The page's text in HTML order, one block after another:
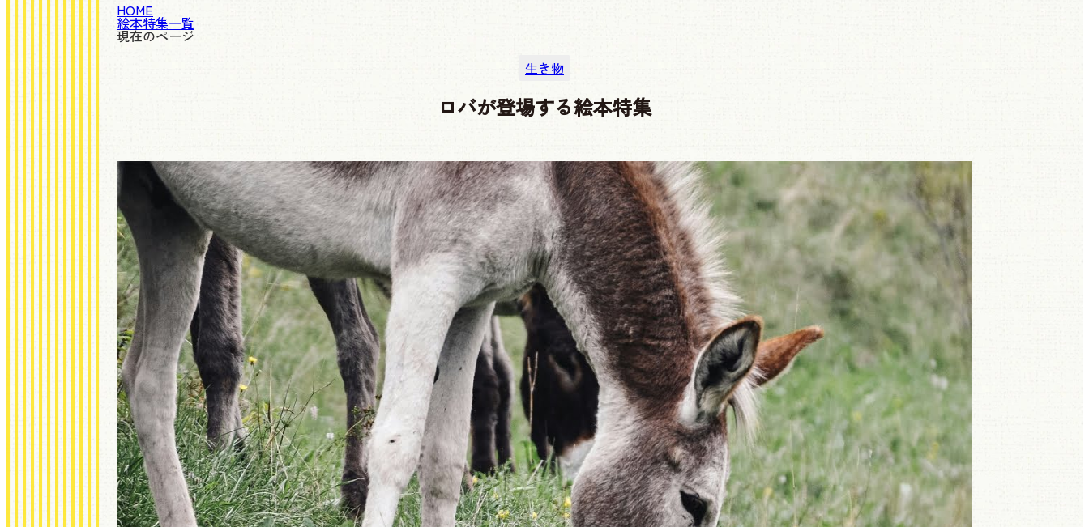
HOME
絵本特集一覧
現在のページ
生き物
ロバが登場する絵本特集